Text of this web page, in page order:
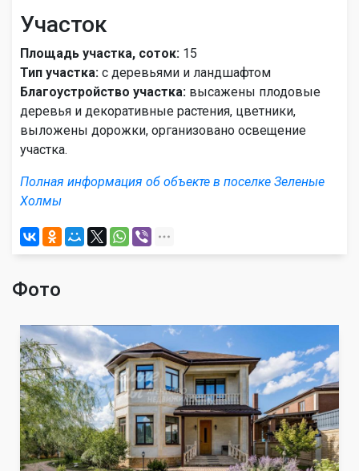
Участок
Площадь участка, соток: 15
Тип участка: с деревьями и ландшафтом
Благоустройство участка: высажены плодовые
деревья и декоративные растения, цветники,
выложены дорожки, организовано освещение
участка.
Полная информация об объекте в поселке Зеленые
Холмы
Фото